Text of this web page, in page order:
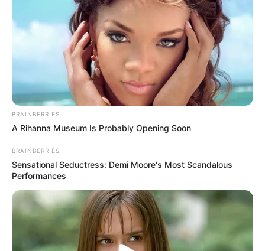
BRAINBERRIES
A Rihanna Museum Is Probably Opening Soon
BRAINBERRIES
Sensational Seductress: Demi Moore's Most Scandalous
Performances